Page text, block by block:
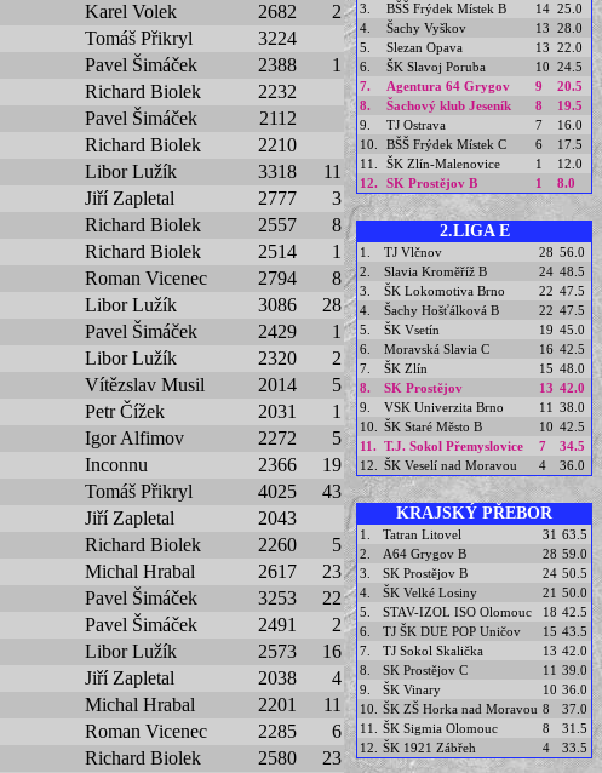
3.
BŠŠ Frýdek Místek B 14 25.0
4.
Šachy Vyškov 13 28.0
5.
Slezan Opava 13 22.0
6.
ŠK Slavoj Poruba 10 24.5
7.
Agentura 64 Grygov 9
20.5
8.
Šachový klub Jeseník 8
19.5
9.
TJ Ostrava 7
16.0
10.
BŠŠ Frýdek Místek C 6
17.5
11.
ŠK Zlín-Malenovice 1
12.0
12.
SK Prostějov B 1 8.0
2.LIGA E
1. TJ Vlčnov 28 56.0
2.
Slavia Kroměříž B 24 48.5
3.
ŠK Lokomotiva Brno 22 47.5
4.
Šachy Hošťálková B 22 47.5
5.
ŠK Vsetín 19 45.0
6.
Moravská Slavia C 16 42.5
7.
ŠK Zlín 15 48.0
8.
SK Prostějov 13 42.0
9.
VSK Univerzita Brno 11 38.0
10.
ŠK Staré Město B 10 42.5
11. T.J. Sokol Přemyslovice 7
34.5
12.
ŠK Veselí nad Moravou 4 36.0
KRAJSKÝ PŘEBOR
1. Tatran Litovel 31 63.5
2.
A64 Grygov B 28 59.0
3.
SK Prostějov B 24 50.5
4.
ŠK Velké Losiny 21 50.0
5.
STAV-IZOL ISO Olomouc 18 42.5
6.
TJ ŠK DUE POP Uničov 15 43.5
7.
TJ Sokol Skalička 13 42.0
8.
SK Prostějov C 11 39.0
9.
ŠK Vinary 10 36.0
10.
ŠK ZŠ Horka nad Moravou 8
37.0
11.
ŠK Sigmia Olomouc 8
31.5
12.
ŠK 1921 Zábřeh 4 33.5
Karel Volek 2682
2
Tomáš Přikryl
3224
Pavel Šimáček 2388
1
Richard Biolek
2232
Pavel Šimáček
2112
Richard Biolek
2210
Libor Lužík 3318
11
Jiří Zapletal 2777
3
Richard Biolek 2557
8
Richard Biolek 2514
1
Roman Vicenec 2794
8
Libor Lužík 3086
28
Pavel Šimáček 2429
1
Libor Lužík 2320
2
Vítězslav Musil 2014
5
Petr Čížek 2031
1
Igor Alfimov 2272
5
Inconnu 2366
19
Tomáš Přikryl 4025
43
Jiří Zapletal
2043
Richard Biolek 2260
5
Michal Hrabal 2617
23
Pavel Šimáček 3253
22
Pavel Šimáček 2491
2
Libor Lužík 2573
16
Jiří Zapletal 2038
4
Michal Hrabal 2201
11
Roman Vicenec 2285
6
Richard Biolek 2580
23